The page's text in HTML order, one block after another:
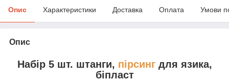
Опис Характеристики Доставка Оплата Умови
Опис
Набір 5 шт. штанги, пірсингдля язика,
біпласт